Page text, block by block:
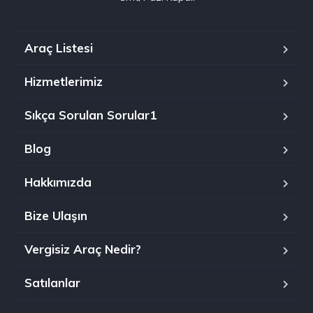
Araç Listesi
Hizmetlerimiz
Sıkça Sorulan Sorular1
Blog
Hakkımızda
Bize Ulaşın
Vergisiz Araç Nedir?
Satılanlar